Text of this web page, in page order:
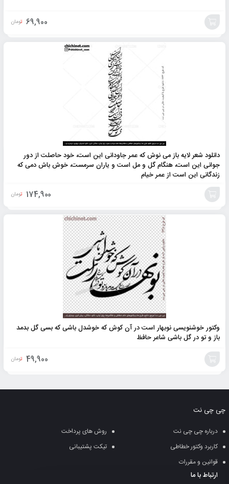
69,900 تومان
دانلود شعر لایه باز می نوش که عمر جاودانی این است، خود حاصلت از دور
جوانی این است، هنگام گل و مل است و یاران سرمست، خوش باش دمی که
زندگانی این است از عمر خیام
174,900 تومان
وکتور خوشنویسی نوبهار است در آن کوش که خوشدل باشی که بسی گل بدمد
باز و تو در گل باشی شاعر حافظ
49,900 تومان
سبد
چی چی نت
درباره چی چی نت
روش های پرداخت
کاربرد وکتور خطاطی
تیکت پشتیبانی
قوانین و مقررات
ارتباط با ما